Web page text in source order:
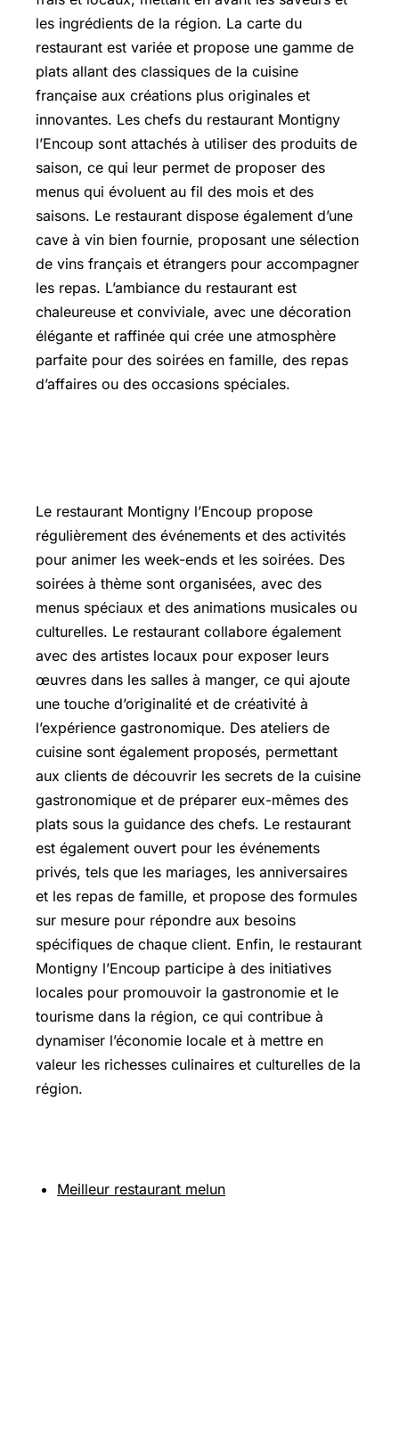
les ingrédients de la région. La carte du
restaurant est variée et propose une gamme de
plats allant des classiques de la cuisine
française aux créations plus originales et
innovantes. Les chefs du restaurant Montigny
l’Encoup sont attachés à utiliser des produits de
saison, ce qui leur permet de proposer des
menus qui évoluent au fil des mois et des
saisons. Le restaurant dispose également d’une
cave à vin bien fournie, proposant une sélection
de vins français et étrangers pour accompagner
les repas. L’ambiance du restaurant est
chaleureuse et conviviale, avec une décoration
élégante et raffinée qui crée une atmosphère
parfaite pour des soirées en famille, des repas
d’affaires ou des occasions spéciales.
Le restaurant Montigny l’Encoup propose
régulièrement des événements et des activités
pour animer les week-ends et les soirées. Des
soirées à thème sont organisées, avec des
menus spéciaux et des animations musicales ou
culturelles. Le restaurant collabore également
avec des artistes locaux pour exposer leurs
œuvres dans les salles à manger, ce qui ajoute
une touche d’originalité et de créativité à
l’expérience gastronomique. Des ateliers de
cuisine sont également proposés, permettant
aux clients de découvrir les secrets de la cuisine
gastronomique et de préparer eux-mêmes des
plats sous la guidance des chefs. Le restaurant
est également ouvert pour les événements
privés, tels que les mariages, les anniversaires
et les repas de famille, et propose des formules
sur mesure pour répondre aux besoins
spécifiques de chaque client. Enfin, le restaurant
Montigny l’Encoup participe à des initiatives
locales pour promouvoir la gastronomie et le
tourisme dans la région, ce qui contribue à
dynamiser l’économie locale et à mettre en
valeur les richesses culinaires et culturelles de la
région.
Meilleur restaurant melun